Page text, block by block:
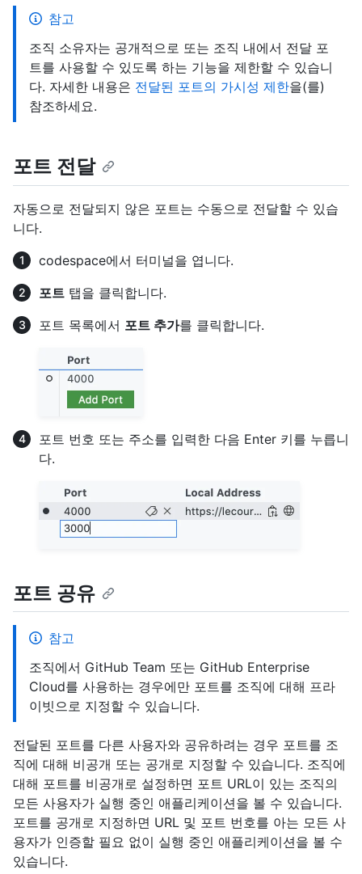
참고
조직 소유자는 공개적으로 또는 조직 내에서 전달 포
트를 사용할 수 있도록 하는 기능을 제한할 수 있습니
다. 자세한 내용은 전달된 포트의 가시성 제한을(를)
참조하세요.
포트 전달
자동으로 전달되지 않은 포트는 수동으로 전달할 수 있습
니다.
codespace에서 터미널을 엽니다.
포트 탭을 클릭합니다.
포트 목록에서 포트 추가를 클릭합니다.
포트 번호 또는 주소를 입력한 다음 Enter 키를 누릅니
다.
포트 공유
참고
조직에서 GitHub Team 또는 GitHub Enterprise
Cloud를 사용하는 경우에만 포트를 조직에 대해 프라
이빗으로 지정할 수 있습니다.
전달된 포트를 다른 사용자와 공유하려는 경우 포트를 조
직에 대해 비공개 또는 공개로 지정할 수 있습니다. 조직에
대해 포트를 비공개로 설정하면 포트 URL이 있는 조직의
모든 사용자가 실행 중인 애플리케이션을 볼 수 있습니다.
포트를 공개로 지정하면 URL 및 포트 번호를 아는 모든 사
용자가 인증할 필요 없이 실행 중인 애플리케이션을 볼 수
있습니다.